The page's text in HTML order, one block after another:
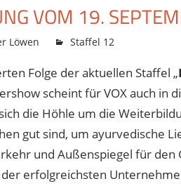
VOM 19.
2022
Löwen Staffel 12
Folge der aktuellen Staffel „
scheint für VOX auch in
die Höhle um die
gut sind, um ayurvedische
und Außenspiegel für den
erfolgreichsten